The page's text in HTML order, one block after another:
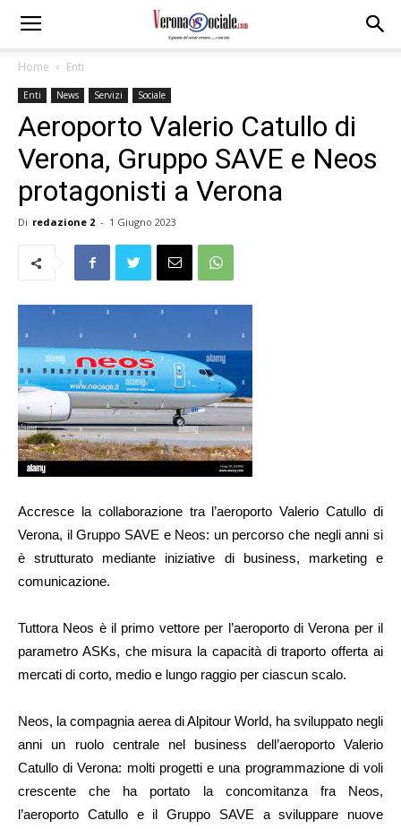
Home Enti
Enti News Servizi Sociale
Aeroporto Valerio Catullo di
Verona, Gruppo SAVE e Neos
protagonisti a Verona
Di redazione 2 - 1 Giugno 2023
Accresce la collaborazione tra l’aeroporto Valerio Catullo di
Verona, il Gruppo SAVE e Neos: un percorso che negli anni si
è strutturato mediante iniziative di business, marketing e
comunicazione.
Tuttora Neos è il primo vettore per l’aeroporto di Verona per il
parametro ASKs, che misura la capacità di traporto offerta ai
mercati di corto, medio e lungo raggio per ciascun scalo.
Neos, la compagnia aerea di Alpitour World, ha sviluppato negli
anni un ruolo centrale nel business dell’aeroporto Valerio
Catullo di Verona: molti progetti e una programmazione di voli
crescente che ha portato la concomitanza fra Neos,
l’aeroporto Catullo e il Gruppo SAVE a sviluppare nuove